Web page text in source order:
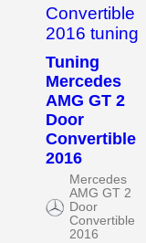
Tuning
Mercedes
AMG GT 2
Door
Convertible
2016
Mercedes
AMG GT 2
Door
Convertible
2016